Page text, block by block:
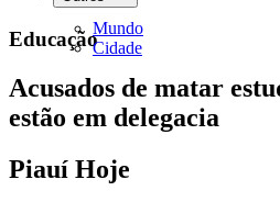
Mundo
Cidade
Educação
Acusados de matar
estão em delegacia
Piauí Hoje